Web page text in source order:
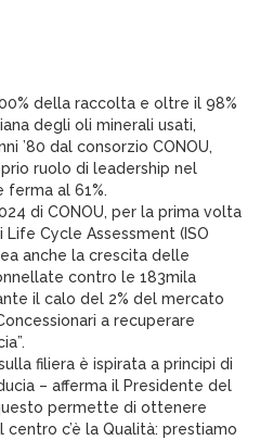
della raccolta e oltre il 98%
degli oli minerali usati,
’80 dal consorzio CONOU,
ruolo di leadership nel
ferma al 61%.
di CONOU, per la prima volta
Cycle Assessment (ISO
anche la crescita delle
contro le 183mila
il calo del 2% del mercato
a recuperare
filiera è ispirata a principi di
– afferma il Presidente del
permette di ottenere
c’è la Qualità: prestiamo